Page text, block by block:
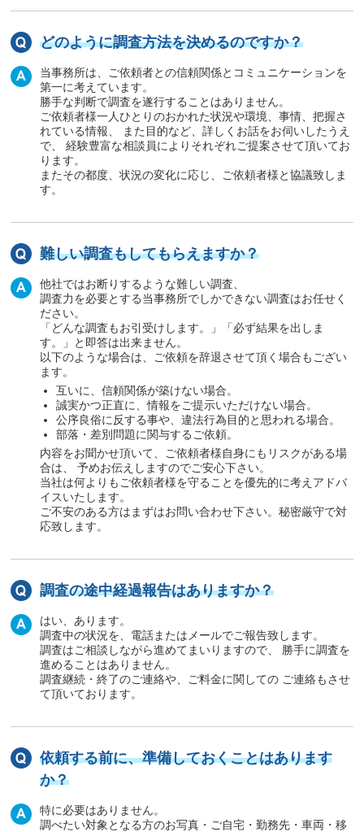
どのように調査方法を決めるのですか？
当事務所は、ご依頼者との信頼関係とコミュニケーションを
第一に考えています。
勝手な判断で調査を遂行することはありません。
ご依頼者様一人ひとりのおかれた状況や環境、事情、把握さ
れている情報、 また目的など、詳しくお話をお伺いしたうえ
で、 経験豊富な相談員によりそれぞれご提案させて頂いてお
ります。
またその都度、状況の変化に応じ、ご依頼者様と協議致しま
す。
難しい調査もしてもらえますか？
他社ではお断りするような難しい調査、
調査力を必要とする当事務所でしかできない調査はお任せく
ださい。
「どんな調査もお引受けします。」「必ず結果を出しま
す。」と即答は出来ません。
以下のような場合は、ご依頼を辞退させて頂く場合もござい
ます。
互いに、信頼関係が築けない場合。
誠実かつ正直に、情報をご提示いただけない場合。
公序良俗に反する事や、違法行為目的と思われる場合。
部落・差別問題に関与するご依頼。
内容をお聞かせ頂いて、ご依頼者様自身にもリスクがある場
合は、 予めお伝えしますのでご安心下さい。
当社は何よりもご依頼者様を守ることを優先的に考えアドバ
イスいたします。
ご不安のある方はまずはお問い合わせ下さい。秘密厳守で対
応致します。
調査の途中経過報告はありますか？
はい、あります。
調査中の状況を、電話またはメールでご報告致します。
調査はご相談しながら進めてまいりますので、 勝手に調査を
進めることはありません。
調査継続・終了のご連絡や、ご料金に関しての ご連絡もさせ
て頂いております。
依頼する前に、準備しておくことはあります
か？
特に必要はありません。
調べたい対象となる方のお写真・ご自宅・勤務先・車両・移